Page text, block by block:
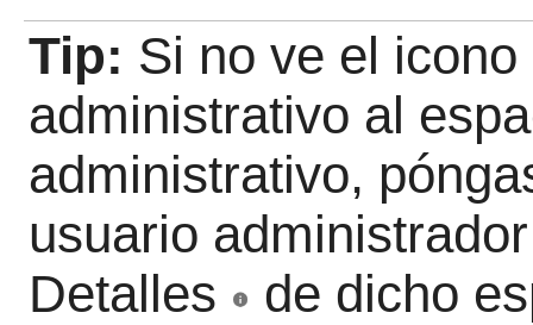
Tip: Si no ve el
administrativo al
administrativo,
usuario
Detalles
de dicho